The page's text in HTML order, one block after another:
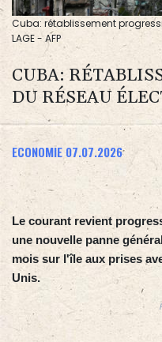
Cuba: rétablissement
LAGE - AFP
CUBA:
DU RÉSEAU
ECONOMIE 07.07.2026
Le courant revient
une nouvelle panne
mois sur l'île aux prises
Unis.